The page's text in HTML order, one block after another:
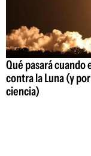
Qué pasará cuando
contra la Luna (y
ciencia)